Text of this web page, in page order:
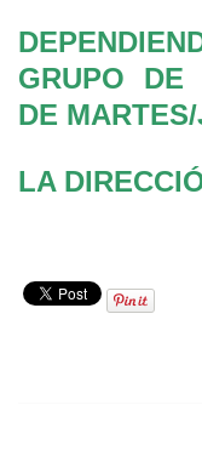
GRUPO DE
DE
LA